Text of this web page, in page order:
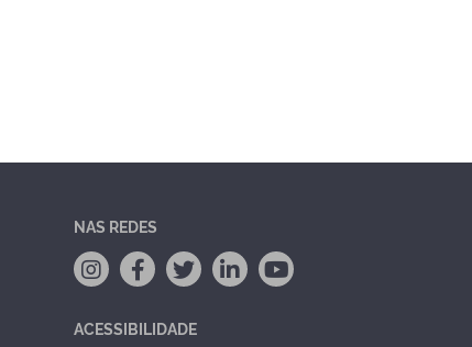
NAS REDES
ACESSIBILIDADE